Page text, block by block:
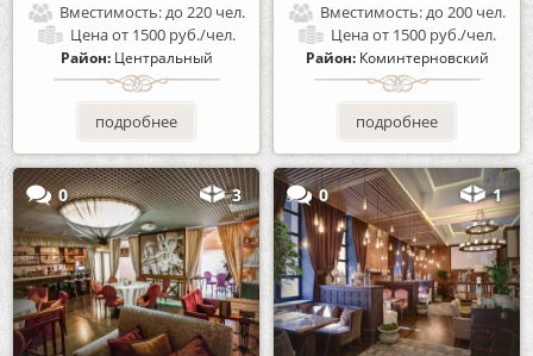
Вместимость:до 220 чел.
Ценаот 1500 руб./чел.
Район: Центральный
подробнее
Вместимость:до 200 чел.
Ценаот 1500 руб./чел.
Район: Коминтерновский
подробнее
0 3 0 1